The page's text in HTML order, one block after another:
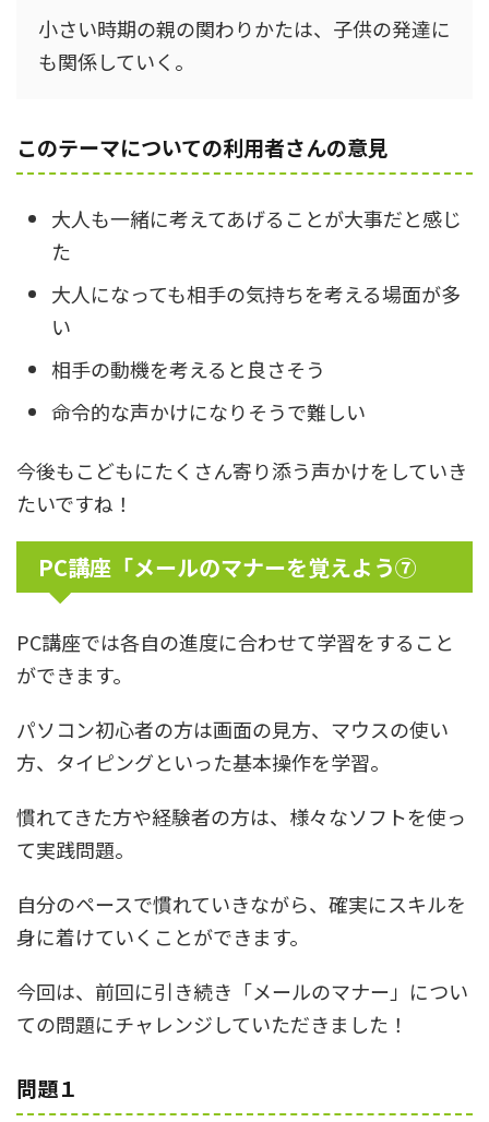
小さい時期の親の関わりかたは、子供の発達に
も関係していく。
このテーマについての利用者さんの意見
大人も一緒に考えてあげることが大事だと感じ
た
大人になっても相手の気持ちを考える場面が多
い
相手の動機を考えると良さそう
命令的な声かけになりそうで難しい
今後もこどもにたくさん寄り添う声かけをしていき
たいですね！
PC講座「メールのマナーを覚えよう⑦
PC講座では各自の進度に合わせて学習をすること
ができます。
パソコン初心者の方は画面の見方、マウスの使い
方、タイピングといった基本操作を学習。
慣れてきた方や経験者の方は、様々なソフトを使っ
て実践問題。
自分のペースで慣れていきながら、確実にスキルを
身に着けていくことができます。
今回は、前回に引き続き「メールのマナー」につい
ての問題にチャレンジしていただきました！
問題１